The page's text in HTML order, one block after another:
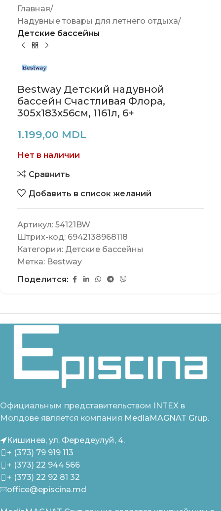
Главная
Надувные товары для летнего отдыха
Детские бассейны
Bestway Детский надувной
бассейн Счастливая Флора,
305х183х56см, 1161л, 6+
1.199,00 MDL
Нет в наличии
Сравнить
Добавить в список желаний
Артикул: 54121BW
Штрих-код: 6942138968118
Категории: Детские бассейны
Метка: Bestway
Поделится:
Официальным представительством INTEX в
Молдове является компания MediaMAGNAT Grup.
Кишинев, ул. Фередеулуй, 4.
+ (373) 79 919 113
+ (373) 22 944 566
+ (373) 22 92 81 32
office@episcina.md